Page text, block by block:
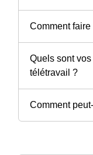
Comment
Quels sont
télétravail ?
Comment